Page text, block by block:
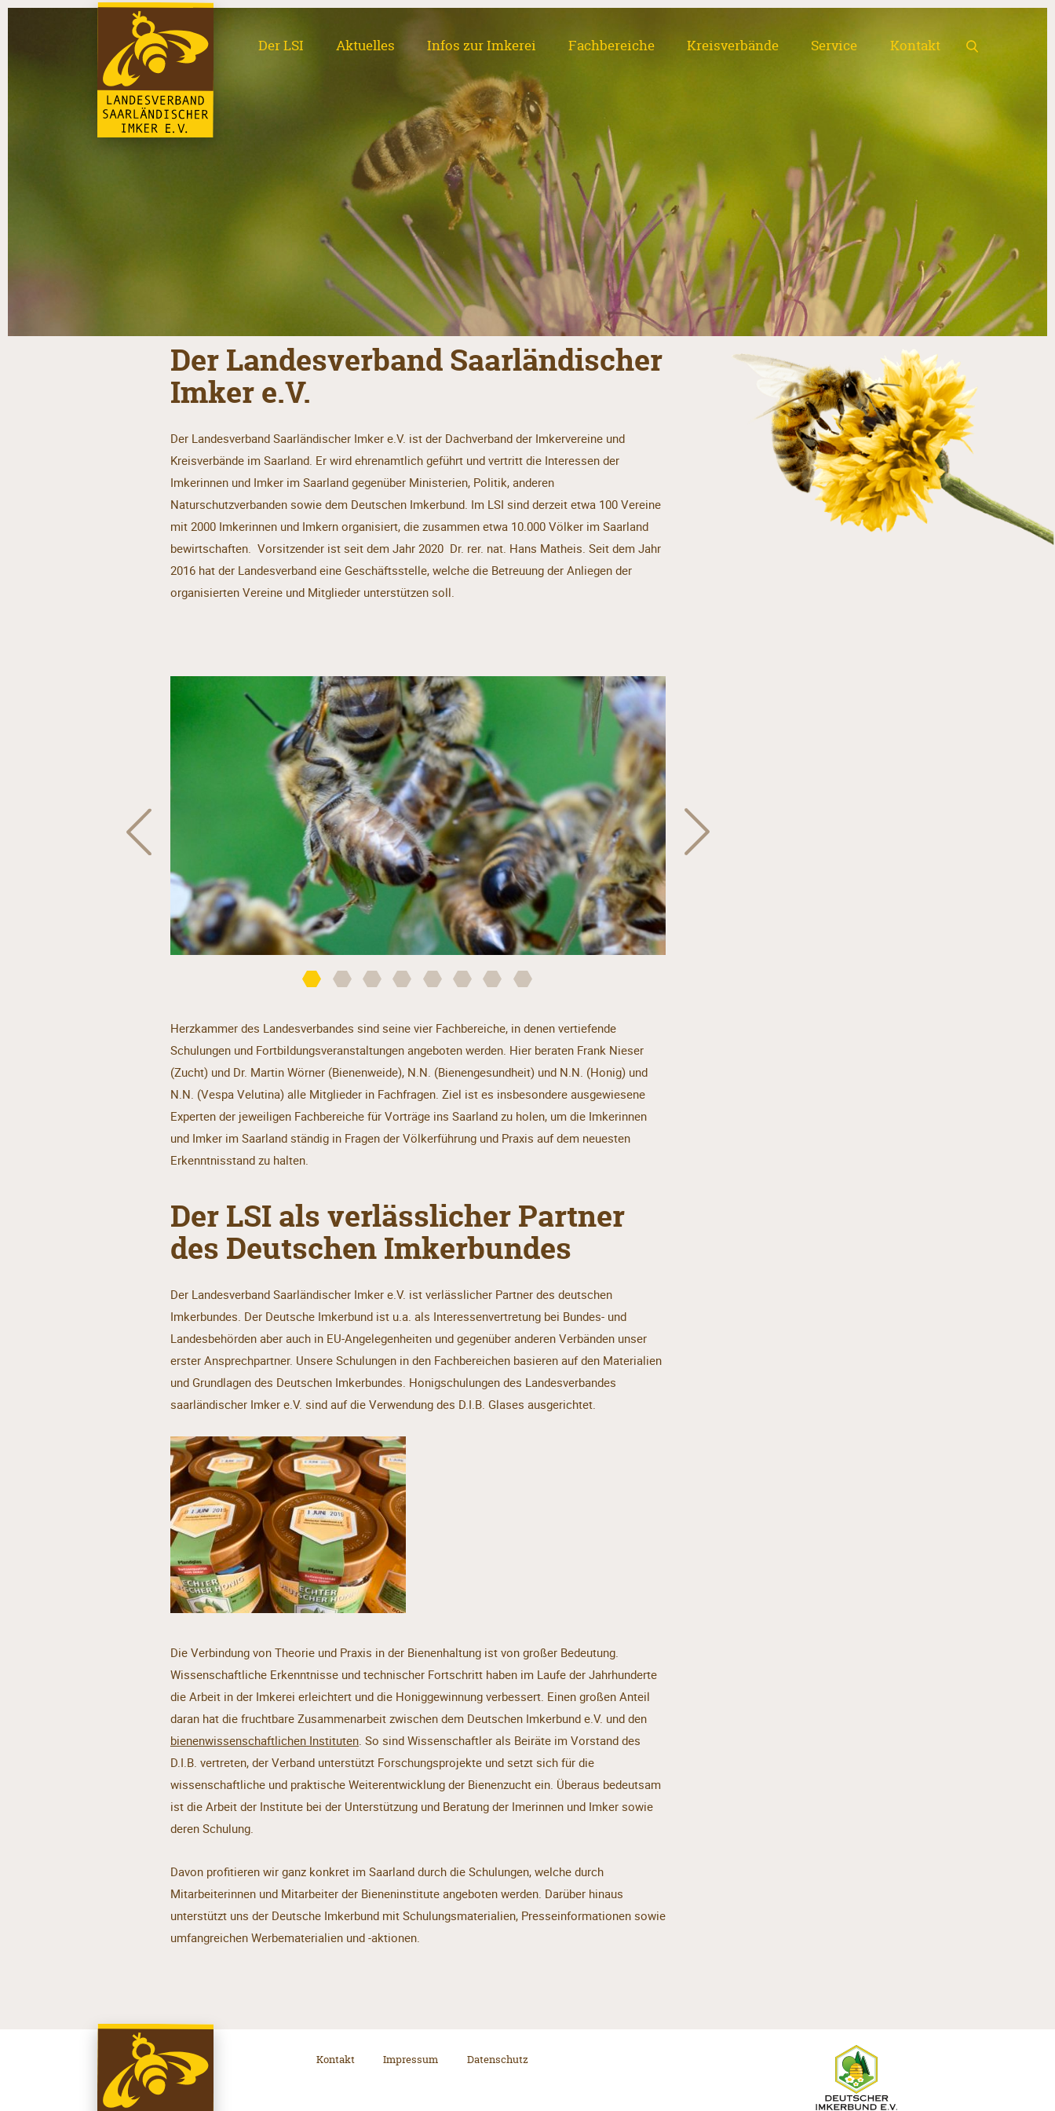
Der LSI Aktuelles Infos zur Imkerei Fachbereiche Kreisverbände Service Kontakt
Der Landesverband Saarländischer
Imker e.V.
Der Landesverband Saarländischer Imker e.V. ist der Dachverband der Imkervereine und
Kreisverbände im Saarland. Er wird ehrenamtlich geführt und vertritt die Interessen der
Imkerinnen und Imker im Saarland gegenüber Ministerien, Politik, anderen
Naturschutzverbanden sowie dem Deutschen Imkerbund. Im LSI sind derzeit etwa 100 Vereine
mit 2000 Imkerinnen und Imkern organisiert, die zusammen etwa 10.000 Völker im Saarland
bewirtschaften. Vorsitzender ist seit dem Jahr 2020 Dr. rer. nat. Hans Matheis. Seit dem Jahr
2016 hat der Landesverband eine Geschäftsstelle, welche die Betreuung der Anliegen der
organisierten Vereine und Mitglieder unterstützen soll.
Herzkammer des Landesverbandes sind seine vier Fachbereiche, in denen vertiefende
Schulungen und Fortbildungsveranstaltungen angeboten werden. Hier beraten Frank Nieser
(Zucht) und Dr. Martin Wörner (Bienenweide), N.N. (Bienengesundheit) und N.N. (Honig) und
N.N. (Vespa Velutina) alle Mitglieder in Fachfragen. Ziel ist es insbesondere ausgewiesene
Experten der jeweiligen Fachbereiche für Vorträge ins Saarland zu holen, um die Imkerinnen
und Imker im Saarland ständig in Fragen der Völkerführung und Praxis auf dem neuesten
Erkenntnisstand zu halten.
Der LSI als verlässlicher Partner
des Deutschen Imkerbundes
Der Landesverband Saarländischer Imker e.V. ist verlässlicher Partner des deutschen
Imkerbundes. Der Deutsche Imkerbund ist u.a. als Interessenvertretung bei Bundes- und
Landesbehörden aber auch in EU-Angelegenheiten und gegenüber anderen Verbänden unser
erster Ansprechpartner. Unsere Schulungen in den Fachbereichen basieren auf den Materialien
und Grundlagen des Deutschen Imkerbundes. Honigschulungen des Landesverbandes
saarländischer Imker e.V. sind auf die Verwendung des D.I.B. Glases ausgerichtet.
Die Verbindung von Theorie und Praxis in der Bienenhaltung ist von großer Bedeutung.
Wissenschaftliche Erkenntnisse und technischer Fortschritt haben im Laufe der Jahrhunderte
die Arbeit in der Imkerei erleichtert und die Honiggewinnung verbessert. Einen großen Anteil
daran hat die fruchtbare Zusammenarbeit zwischen dem Deutschen Imkerbund e.V. und den
bienenwissenschaftlichen Instituten. So sind Wissenschaftler als Beiräte im Vorstand des
D.I.B. vertreten, der Verband unterstützt Forschungsprojekte und setzt sich für die
wissenschaftliche und praktische Weiterentwicklung der Bienenzucht ein. Überaus bedeutsam
ist die Arbeit der Institute bei der Unterstützung und Beratung der Imerinnen und Imker sowie
deren Schulung.
Davon profitieren wir ganz konkret im Saarland durch die Schulungen, welche durch
Mitarbeiterinnen und Mitarbeiter der Bieneninstitute angeboten werden. Darüber hinaus
unterstützt uns der Deutsche Imkerbund mit Schulungsmaterialien, Presseinformationen sowie
umfangreichen Werbematerialien und -aktionen.
Kontakt Impressum Datenschutz